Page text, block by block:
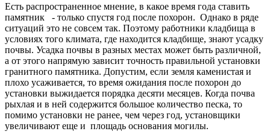
Есть распространенное мнение, в какое время года ставить
памятник - только спустя год после похорон. Однако в ряде
ситуаций это не совсем так. Поэтому работники кладбища в
условиях того климата, где находится кладбище, знают усадку
почвы. Усадка почвы в разных местах может быть различной,
а от этого напрямую зависит точность правильной установки
гранитного памятника. Допустим, если земля каменистая и
плохо усаживается, то время ожидания после похорон до
установки выжидается порядка десяти месяцев. Когда почва
рыхлая и в ней содержится большое количество песка, то
помимо установки не ранее, чем через год, установщики
увеличивают еще и площадь основания могилы.